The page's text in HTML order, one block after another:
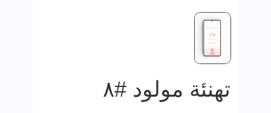
تهنئة مولود #٨